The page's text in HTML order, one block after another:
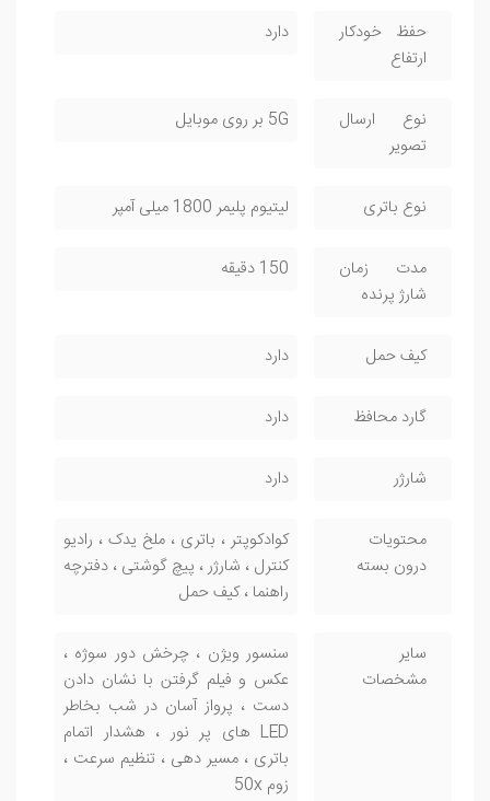
حفظ خودکار
ارتفاع
دارد
نوع ارسال
تصویر
5G بر روی موبایل
نوع باتری لیتیوم پلیمر 1800 میلی آمپر
مدت زمان
شارژ پرنده
150 دقیقه
کیف حمل دارد
گارد محافظ دارد
شارژر دارد
محتویات
درون بسته
کوادکوپتر ، باتری ، ملخ یدک ، رادیو
کنترل ، شارژر ، پیچ گوشتی ، دفترچه
راهنما ، کیف حمل
سایر
مشخصات
سنسور ویژن ، چرخش دور سوژه ،
عکس و فیلم گرفتن با نشان دادن
دست ، پرواز آسان در شب بخاطر
LED های پر نور ، هشدار اتمام
باتری ، مسیر دهی ، تنظیم سرعت ،
زوم 50x